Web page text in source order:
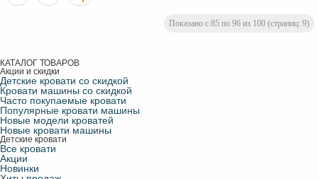
Показано с 85 по 96 из 100 (страниц: 9)
КАТАЛОГ ТОВАРОВ
Акции и скидки
Детские кровати со скидкой
Кровати машины со скидкой
Часто покупаемые кровати
Популярные кровати машины
Новые модели кроватей
Новые кровати машины
Детские кровати
Все кровати
Акции
Новинки